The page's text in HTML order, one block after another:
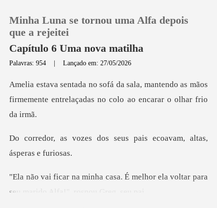
Loja
Sair
Minha Luna se tornou uma Alfa depois
que a rejeitei
Capítulo 6 Uma nova matilha
Palavras: 954 |Lançado em: 27/05/2026
antendo as mãos
firmemente entrelaçadas
s seus pais ecoavam, alt
É melhor ela voltar para
seu mar